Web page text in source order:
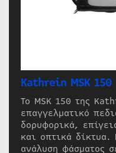
Kathrein MSK 150
Το MSK 150 της
επαγγελματικό
δορυφορικά,
και οπτικά
ανάλυση φάσματος